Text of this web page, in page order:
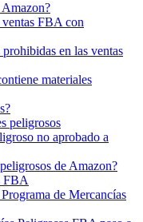
FBA con
en las ventas
materiales
peligrosos
no aprobado a
de Amazon?
FBA
de Mercancías